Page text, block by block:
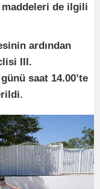
maddeleri de ilgili
ardından
III.
saat 14.00’te